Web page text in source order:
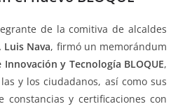
de la comitiva de alcaldes
Nava, firmó un memorándum
y Tecnología BLOQUE,
y los ciudadanos, así como sus
y certificaciones con